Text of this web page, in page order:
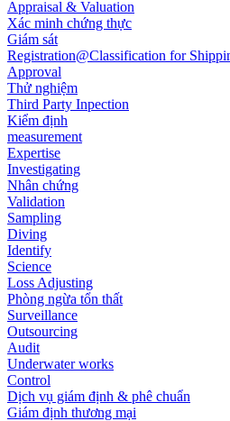
Appraisal & Valuation
Xác minh chứng thực
Giám sát
Registration@Classification for
Approval
Thử nghiệm
Third Party Inpection
Kiểm định
measurement
Expertise
Investigating
Nhân chứng
Validation
Sampling
Diving
Identify
Science
Loss Adjusting
Phòng ngừa tổn thất
Surveillance
Outsourcing
Audit
Underwater works
Control
Dịch vụ giám định & phê chuẩn
Giám định thương mại